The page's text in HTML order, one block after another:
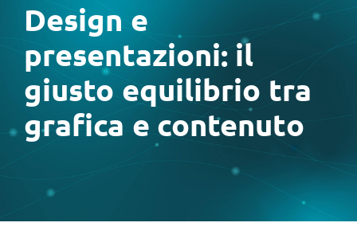
Contatti
Design e
presentazioni: il
giusto equilibrio tra
grafica e contenuto